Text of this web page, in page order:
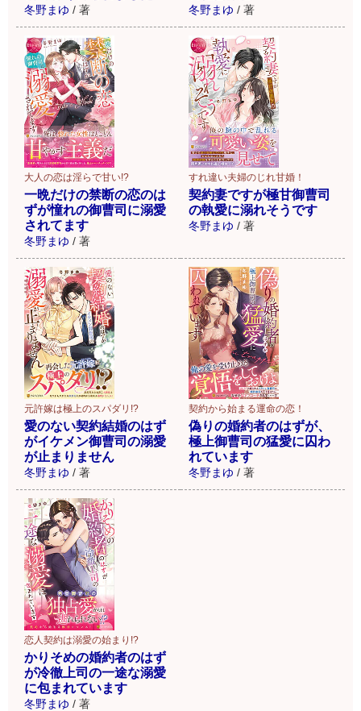
冬野まゆ / 著 冬野まゆ / 著
大人の恋は淫らで甘い!?
一晩だけの禁断の恋のは
ずが憧れの御曹司に溺愛
されてます
冬野まゆ / 著
すれ違い夫婦のじれ甘婚！
契約妻ですが極甘御曹司
の執愛に溺れそうです
冬野まゆ / 著
元許嫁は極上のスパダリ!?
愛のない契約結婚のはず
がイケメン御曹司の溺愛
が止まりません
冬野まゆ / 著
契約から始まる運命の恋！
偽りの婚約者のはずが、
極上御曹司の猛愛に囚わ
れています
冬野まゆ / 著
恋人契約は溺愛の始まり!?
かりそめの婚約者のはず
が冷徹上司の一途な溺愛
に包まれています
冬野まゆ / 著